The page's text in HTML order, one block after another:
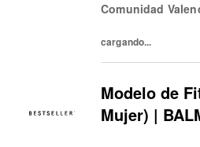
mí...
Comunidad
cargando...
Modelo de
Mujer) |